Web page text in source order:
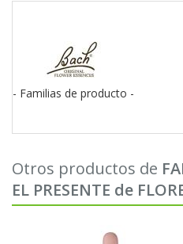
- Familias de producto -
Otros productos de
EL PRESENTE de